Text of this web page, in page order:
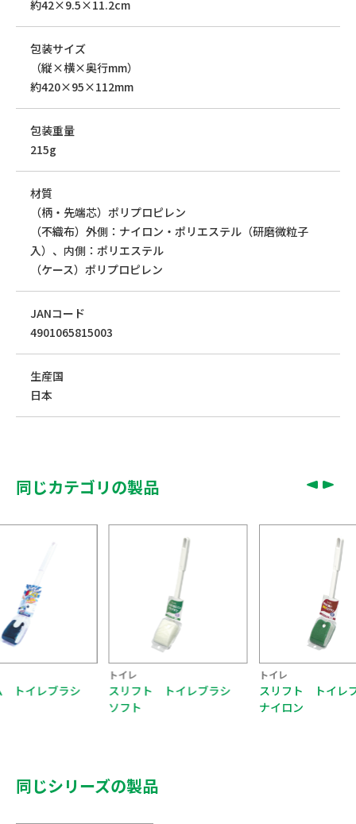
約42×9.5×11.2cm
包装サイズ
（縦×横×奥行mm）
約420×95×112mm
包装重量
215g
材質
（柄・先端芯）ポリプロピレン
（不織布）外側：ナイロン・ポリエステル（研磨微粒子
入）、内側：ポリエステル
（ケース）ポリプロピレン
JANコード
4901065815003
生産国
日本
同じカテゴリの製品
トイレブラシ
トイレ
スリフト トイレブラシ
ソフト
トイレ
スリフト トイ
ナイロン
同じシリーズの製品